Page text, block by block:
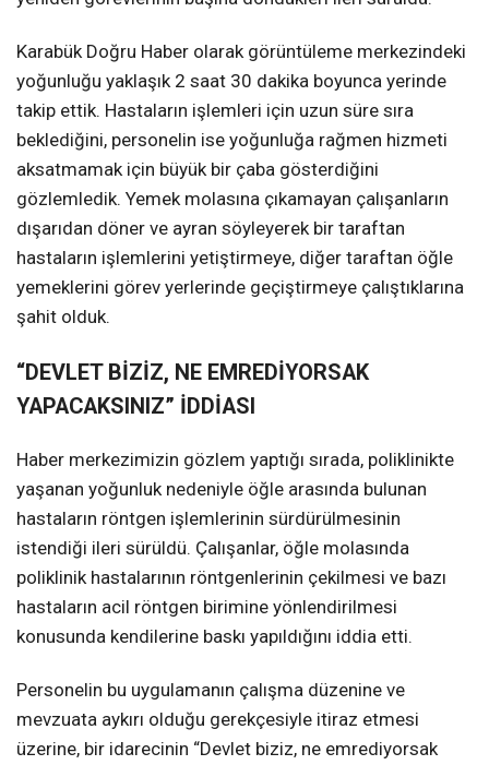
Karabük Doğru Haber olarak görüntüleme merkezindeki
yoğunluğu yaklaşık 2 saat 30 dakika boyunca yerinde
takip ettik. Hastaların işlemleri için uzun süre sıra
beklediğini, personelin ise yoğunluğa rağmen hizmeti
aksatmamak için büyük bir çaba gösterdiğini
gözlemledik. Yemek molasına çıkamayan çalışanların
dışarıdan döner ve ayran söyleyerek bir taraftan
hastaların işlemlerini yetiştirmeye, diğer taraftan öğle
yemeklerini görev yerlerinde geçiştirmeye çalıştıklarına
şahit olduk.
“DEVLET BİZİZ, NE EMREDİYORSAK
YAPACAKSINIZ” İDDİASI
Haber merkezimizin gözlem yaptığı sırada, poliklinikte
yaşanan yoğunluk nedeniyle öğle arasında bulunan
hastaların röntgen işlemlerinin sürdürülmesinin
istendiği ileri sürüldü. Çalışanlar, öğle molasında
poliklinik hastalarının röntgenlerinin çekilmesi ve bazı
hastaların acil röntgen birimine yönlendirilmesi
konusunda kendilerine baskı yapıldığını iddia etti.
Personelin bu uygulamanın çalışma düzenine ve
mevzuata aykırı olduğu gerekçesiyle itiraz etmesi
üzerine, bir idarecinin “Devlet biziz, ne emrediyorsak